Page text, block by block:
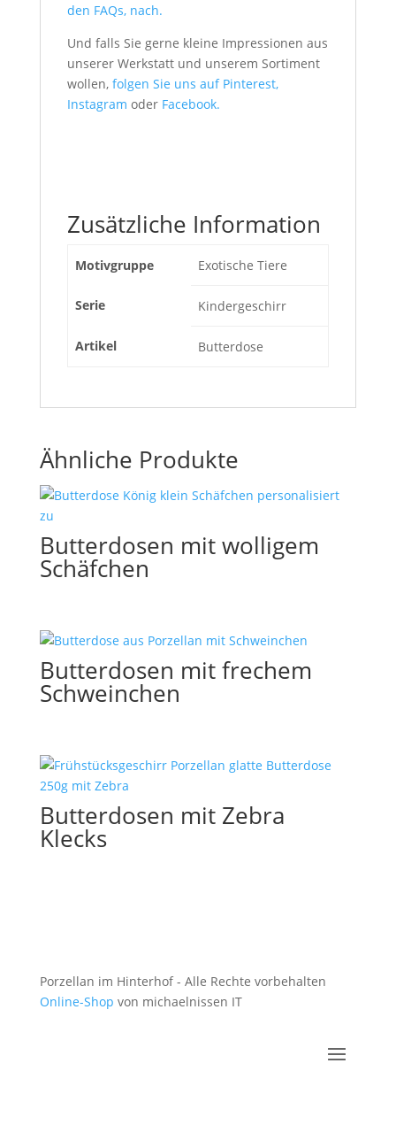
den FAQs, nach.
Und falls Sie gerne kleine Impressionen aus
unserer Werkstatt und unserem Sortiment
wollen,folgen Sie uns auf Pinterest,
Instagram oder Facebook.
Zusätzliche Information
Motivgruppe Exotische Tiere
Serie Kindergeschirr
Artikel Butterdose
Ähnliche Produkte
Butterdosen mit wolligem
Schäfchen
Butterdosen mit frechem
Schweinchen
Butterdosen mit Zebra
Klecks
Porzellan im Hinterhof - Alle Rechte vorbehalten
Online-Shop von michaelnissen IT